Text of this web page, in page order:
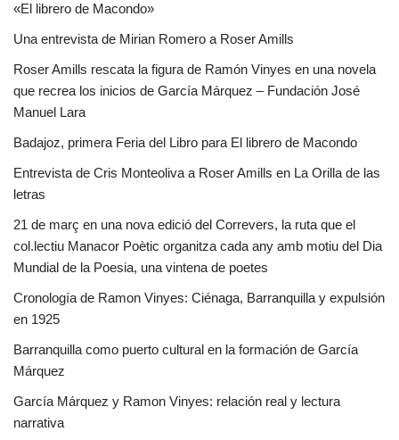
«El librero de Macondo»
Una entrevista de Mirian Romero a Roser Amills
Roser Amills rescata la figura de Ramón Vinyes en una novela
que recrea los inicios de García Márquez – Fundación José
Manuel Lara
Badajoz, primera Feria del Libro para El librero de Macondo
Entrevista de Cris Monteoliva a Roser Amills en La Orilla de las
letras
21 de març en una nova edició del Correvers, la ruta que el
col.lectiu Manacor Poètic organitza cada any amb motiu del Dia
Mundial de la Poesia, una vintena de poetes
Cronología de Ramon Vinyes: Ciénaga, Barranquilla y expulsión
en 1925
Barranquilla como puerto cultural en la formación de García
Márquez
García Márquez y Ramon Vinyes: relación real y lectura
narrativa